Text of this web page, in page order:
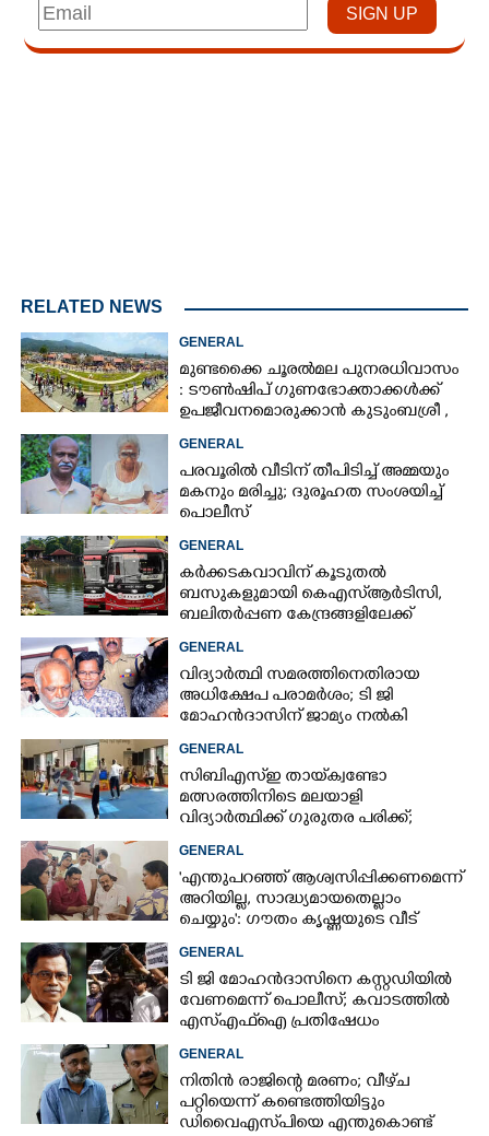
RELATED NEWS
GENERAL
മുണ്ടക്കൈ ചൂരൽമല പുനരധിവാസം
: ടൗൺഷിപ് ഗുണഭോക്താക്കൾക്ക്
ഉപജീവനമൊരുക്കാൻ കുടുംബശ്രീ ,
GENERAL
പരവൂരിൽ വീടിന് തീപിടിച്ച് അമ്മയും
മകനും മരിച്ചു; ദുരൂഹത സംശയിച്ച്
പൊലീസ്
GENERAL
കർക്കടകവാവിന് കൂടുതൽ
ബസുകളുമായി കെഎസ്ആർടിസി,​
ബലിതർപ്പണ കേന്ദ്രങ്ങളിലേക്ക്
GENERAL
വിദ്യാർത്ഥി സമരത്തിനെതിരായ
അധിക്ഷേപ പരാമ‌ർശം; ടി ജി
മോഹൻദാസിന് ജാമ്യം നൽകി
GENERAL
സിബിഎസ്‌ഇ തായ്‌ക്വണ്ടോ
മത്സരത്തിനിടെ മലയാളി
വിദ്യാർത്ഥിക്ക് ഗുരുതര പരിക്ക്;
ചെയ്‌ത്
GENERAL
'എന്തുപറഞ്ഞ് ആശ്വസിപ്പിക്കണമെന്ന്
അറിയില്ല, സാദ്ധ്യമായതെല്ലാം
ചെയ്യും': ഗൗതം കൃഷ്ണയുടെ വീട്
GENERAL
ടി ജി മോഹൻദാസിനെ കസ്റ്റഡിയിൽ
വേണമെന്ന് പൊലീസ്; കവാടത്തിൽ
എസ്എഫ്ഐ പ്രതിഷേധം
GENERAL
നിതിൻ രാജിന്റെ മരണം; വീഴ്‌ച
പറ്റിയെന്ന് കണ്ടെത്തിയിട്ടും
ഡിവൈഎസ്‌പിയെ എന്തുകൊണ്ട്